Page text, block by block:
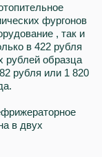
фургонов
, так и
в 422 рубля
рублей образца
рубля или 1 820
в двух